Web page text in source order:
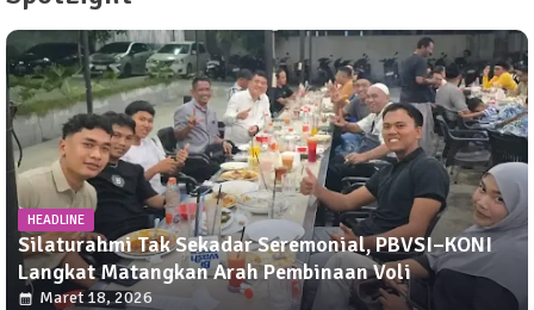
HEADLINE
Silaturahmi Tak Sekadar Seremonial, PBVSI–KONI
Langkat Matangkan Arah Pembinaan Voli
Maret 18, 2026